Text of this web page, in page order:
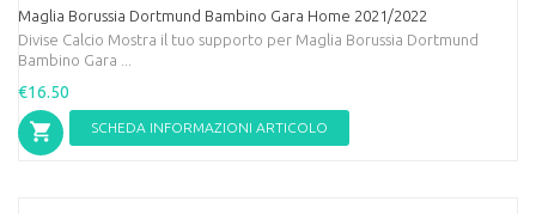
Maglia Borussia Dortmund Bambino Gara Home 2021/2022
Divise Calcio Mostra il tuo supporto per Maglia Borussia Dortmund
Bambino Gara ...
€16.50
SCHEDA INFORMAZIONI ARTICOLO